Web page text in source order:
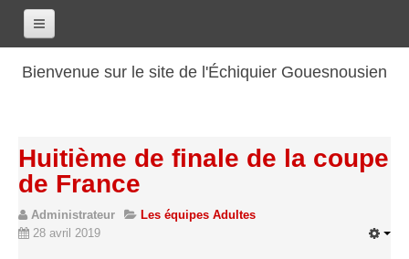
Bienvenue sur le site de l'Échiquier Gouesnousien
Les renseignements
Les coordonnées
Les horaires
Huitième de finale de la coupe
de France
Administrateur
Les équipes Adultes
28 avril 2019